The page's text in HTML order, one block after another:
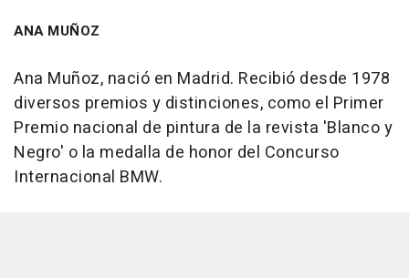
ANA MUÑOZ
Ana Muñoz, nació en Madrid. Recibió desde 1978
diversos premios y distinciones, como el Primer
Premio nacional de pintura de la revista 'Blanco y
Negro' o la medalla de honor del Concurso
Internacional BMW.